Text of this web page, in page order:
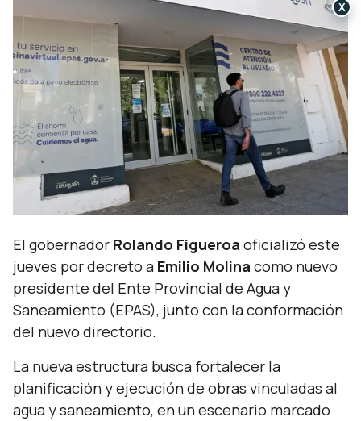
El gobernador Rolando Figueroa oficializó este
jueves por decreto a Emilio Molina como nuevo
presidente del Ente Provincial de Agua y
Saneamiento (EPAS), junto con la conformación
del nuevo directorio.
La nueva estructura busca fortalecer la
planificación y ejecución de obras vinculadas al
agua y saneamiento, en un escenario marcado
X